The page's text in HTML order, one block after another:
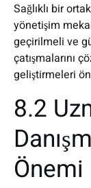
Sağlıklı bir
yönetişim
geçirilmeli ve
çatışmalarını
geliştirmeleri
8.2
Önemi